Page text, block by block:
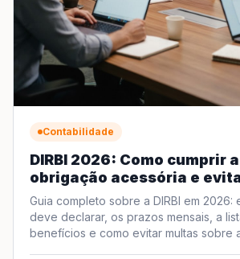
Contabilidade
DIRBI 2026: Como cumprir
obrigação acessória e
pesadas
Guia completo sobre a DIRBI em 2026:
deve declarar, os prazos mensais, a
benefícios e como evitar multas sobre